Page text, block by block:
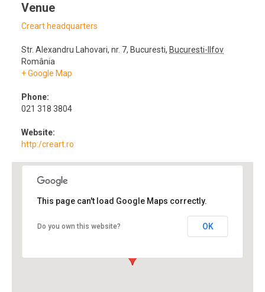
Venue
Creart headquarters
Str. Alexandru Lahovari, nr. 7, Bucuresti, Bucuresti-Ilfov
România
+ Google Map
Phone:
021 318 3804
Website:
http:/creart.ro
This page can't load Google Maps correctly.
Do you own this website? OK